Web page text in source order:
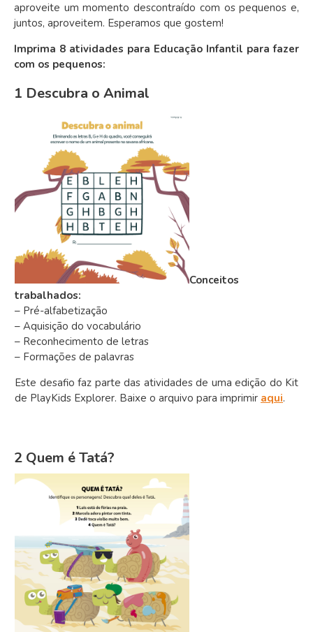
aproveite um momento descontraído com os pequenos e,
juntos, aproveitem. Esperamos que gostem!
Imprima 8 atividades para Educação Infantil para fazer
com os pequenos:
1 Descubra o Animal
Conceitos
trabalhados:
– Pré-alfabetização
– Aquisição do vocabulário
– Reconhecimento de letras
– Formações de palavras
Este desafio faz parte das atividades de uma edição do Kit
de PlayKids Explorer. Baixe o arquivo para imprimir aqui.
2 Quem é Tatá?